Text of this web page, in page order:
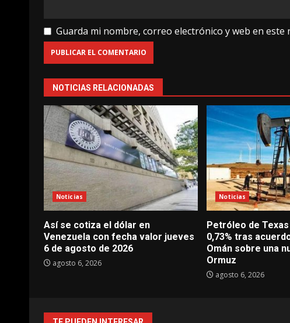
Guarda mi nombre, correo electrónico y web en
NOTICIAS RELACIONADAS
Noticias
Así se cotiza el dólar en
Venezuela con fecha valor jueves
6 de agosto de 2026
agosto 6, 2026
Noticias
Petróleo de
0,73% tras
Omán sobre una
Ormuz
agosto 6, 2026